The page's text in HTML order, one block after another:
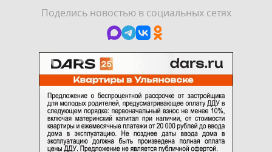
Поделись новостью в социальных сетях